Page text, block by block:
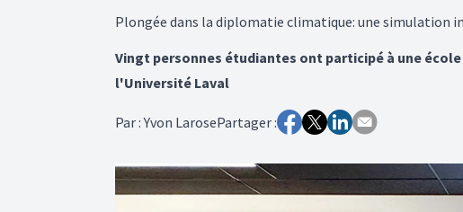
Plongée dans la diplomatie climatique: une simulation
Vingt personnes étudiantes ont participé à une
l'Université Laval
Par:Yvon LarosePartager :